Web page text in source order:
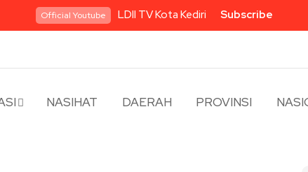
Official Youtube LDII TV Kota Kediri Subscribe
NASIHAT DAERAH PROVINSI